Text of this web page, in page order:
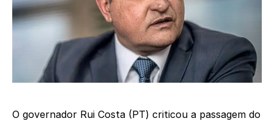
O governador Rui Costa (PT) criticou a passagem do